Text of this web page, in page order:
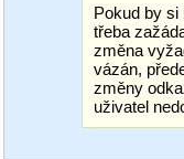
Pokud by si
třeba
změna
vázán,
změny
uživatel